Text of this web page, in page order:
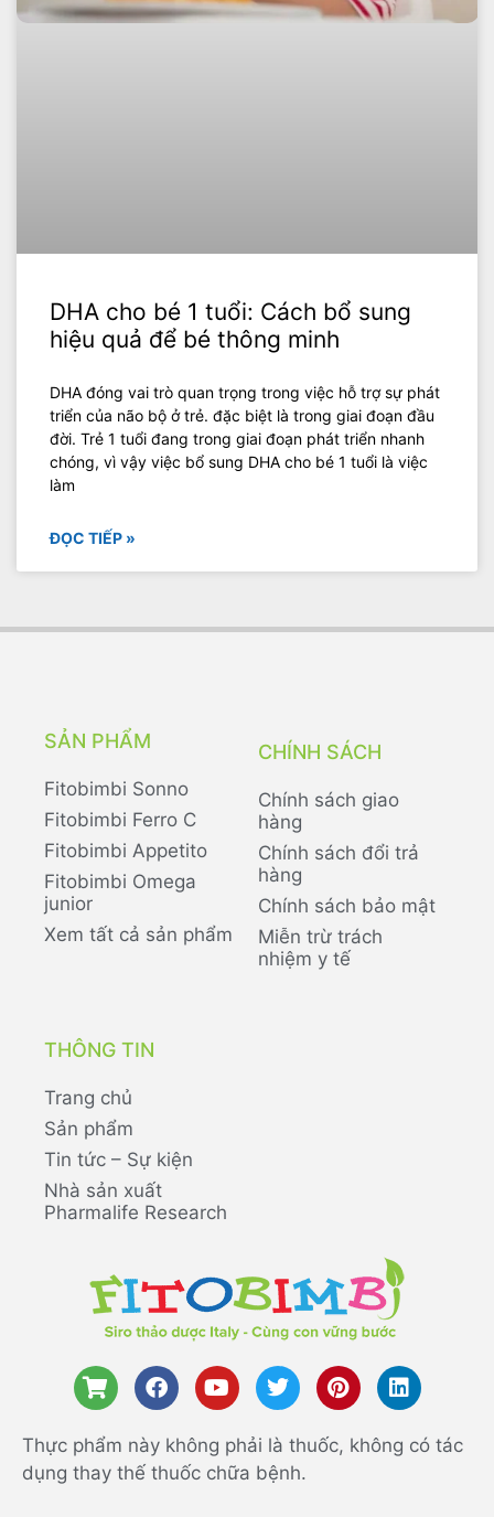
DHA cho bé 1 tuổi: Cách bổ sung
hiệu quả để bé thông minh
DHA đóng vai trò quan trọng trong việc hỗ trợ sự phát
triển của não bộ ở trẻ. đặc biệt là trong giai đoạn đầu
đời. Trẻ 1 tuổi đang trong giai đoạn phát triển nhanh
chóng, vì vậy việc bổ sung DHA cho bé 1 tuổi là việc
làm
ĐỌC TIẾP »
SẢN PHẨM
Fitobimbi Sonno
Fitobimbi Ferro C
Fitobimbi Appetito
Fitobimbi Omega
junior
Xem tất cả sản phẩm
CHÍNH SÁCH
Chính sách giao
hàng
Chính sách đổi trả
hàng
Chính sách bảo mật
Miễn trừ trách
nhiệm y tế
THÔNG TIN
Trang chủ
Sản phẩm
Tin tức – Sự kiện
Nhà sản xuất
Pharmalife Research
Thực phẩm này không phải là thuốc, không có tác
dụng thay thế thuốc chữa bệnh.